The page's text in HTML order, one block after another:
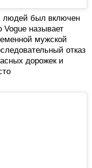
людей был включен
Vogue называет
мужской
отказ
дорожек и